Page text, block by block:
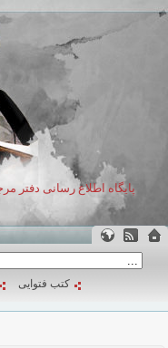
پایگاه اطلاع رسانی دفتر
کتب فتوایی